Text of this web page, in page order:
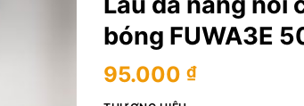
bóng FUWA3E
95.000 ₫